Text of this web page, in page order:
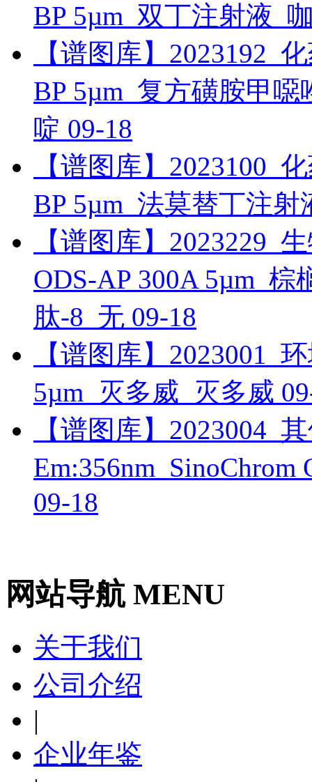
BP 5µm_双丁注射液_
【谱图库】2023192_
BP 5µm_复方磺胺甲
啶 09-18
【谱图库】2023100_
BP 5µm_法莫替丁注
【谱图库】2023229_
ODS-AP 300A 5µm_
肽-8_无 09-18
【谱图库】2023001_
5µm_灭多威_灭多威
【谱图库】2023004_
09-18
网站导航 MENU
关于我们
公司介绍
|
企业年鉴